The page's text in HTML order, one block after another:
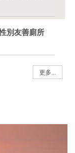
別友善廁所
更多...